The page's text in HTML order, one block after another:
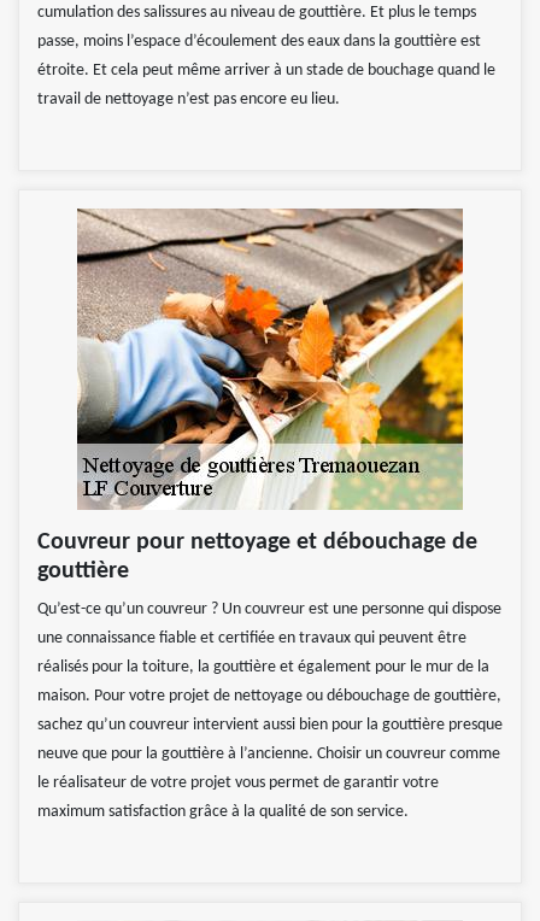
cumulation des salissures au niveau de gouttière. Et plus le temps
passe, moins l’espace d’écoulement des eaux dans la gouttière est
étroite. Et cela peut même arriver à un stade de bouchage quand le
travail de nettoyage n’est pas encore eu lieu.
Couvreur pour nettoyage et débouchage de
gouttière
Qu’est-ce qu’un couvreur ? Un couvreur est une personne qui dispose
une connaissance fiable et certifiée en travaux qui peuvent être
réalisés pour la toiture, la gouttière et également pour le mur de la
maison. Pour votre projet de nettoyage ou débouchage de gouttière,
sachez qu’un couvreur intervient aussi bien pour la gouttière presque
neuve que pour la gouttière à l’ancienne. Choisir un couvreur comme
le réalisateur de votre projet vous permet de garantir votre
maximum satisfaction grâce à la qualité de son service.